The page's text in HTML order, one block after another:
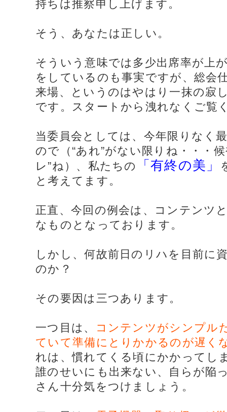
持ちは推察申し上げます。
そう、あなたは正しい。
そういう意味では多少出席率が上
をしているのも事実ですが、総会
来場、というのはやはり一抹の寂
です。スタートから洩れなくご覧
当委員会としては、今年限りなく
ので（“あれ”がない限りね・・・
レ”ね）、私たちの
「有終の美」
と考えてます。
正直、今回の例会は、コンテンツ
なものとなっております。
しかし、何故前日のリハを目前に
のか？
その要因は三つあります。
一つ目は、
コンテンツがシンプル
ていて準備にとりかかるのが遅く
れは、慣れてくる頃にかかってし
誰のせいにも出来ない、自らが陥
さん十分気をつけましょう。